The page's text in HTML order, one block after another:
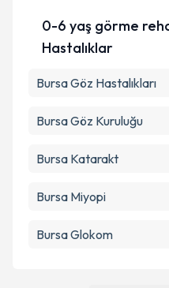
0-6 yaş görme
Hastalıklar
Bursa Göz Hastalıkları
Bursa Göz Kuruluğu
Bursa Katarakt
Bursa Miyopi
Bursa Glokom